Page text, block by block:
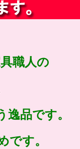
職人の
品です。
です。